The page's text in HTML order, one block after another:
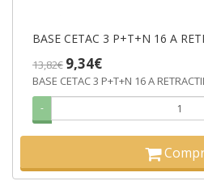
BASE CETAC 3 P+T+N 16 A
13,82€ 9,34€
BASE CETAC 3 P+T+N 16 A
-